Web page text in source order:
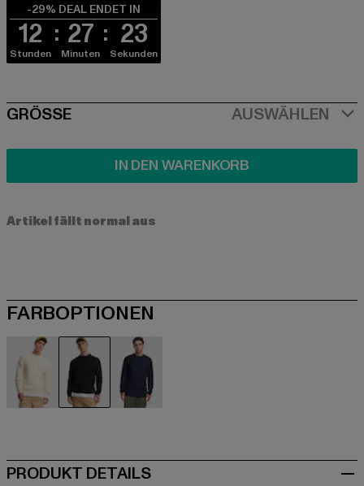
-29% DEAL ENDET IN
12
Stunden
27
Minuten
23
Sekunden
SIZE
GRÖSSE AUSWÄHLEN
IN DEN WARENKORB
Artikel fällt normal aus
FARBOPTIONEN
PRODUKT DETAILS